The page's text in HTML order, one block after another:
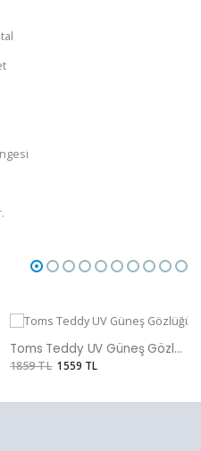
Toms Teddy UV Güneş Gözlüğü
1859 TL 1559 TL